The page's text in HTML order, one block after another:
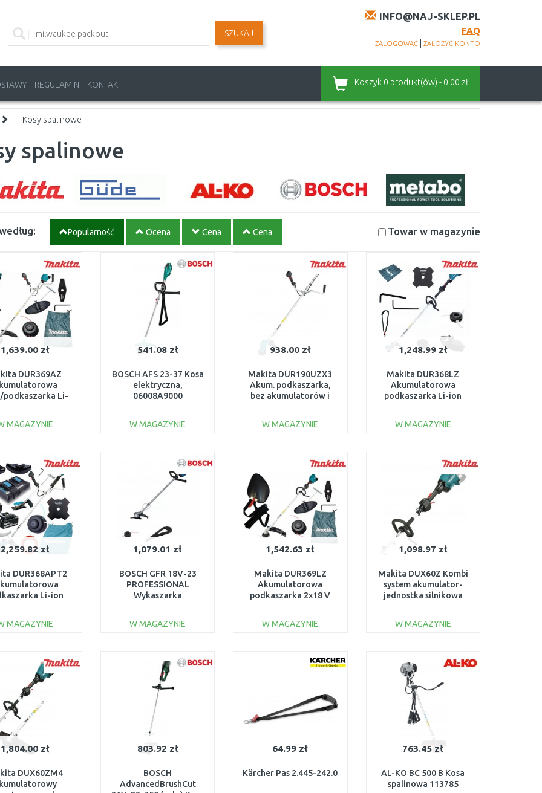
INFO@NAJ-SKLEP.PL
FAQ
ZALOGOWAĆ ZAŁOŻYĆ KONTO
SZUKAJ
REGULAMIN KONTAKT Koszyk 0 produkt(ów) - 0.00 zł
Kosy spalinowe
spalinowe
Popularność Ocena Cena Cena Towar w magazynie
1,639.00 zł
DUR369AZ
podkaszarka Li-
MAGAZYNIE
Do porównania
541.08 zł
BOSCH AFS 23-37 Kosa
elektryczna,
06008A9000
W MAGAZYNIE
Do porównania
938.00 zł
Makita DUR190UZX3
Akum. podkaszarka,
bez akumulatorów i
W MAGAZYNIE
Do porównania
1,248.99 zł
Makita DUR368LZ
Akumulatorowa
podkaszarka Li-ion
W MAGAZYNIE
Do porównania
2,259.82 zł
DUR368APT2
Li-ion
MAGAZYNIE
Do porównania
1,079.01 zł
BOSCH GFR 18V-23
PROFESSIONAL
Wykaszarka
W MAGAZYNIE
Do porównania
1,542.63 zł
Makita DUR369LZ
Akumulatorowa
podkaszarka 2x18 V
W MAGAZYNIE
Do porównania
1,098.97 zł
Makita DUX60Z Kombi
system akumulator-
jednostka silnikowa
W MAGAZYNIE
Do porównania
1,804.00 zł
DUX60ZM4
803.92 zł
BOSCH
AdvancedBrushCut
64.99 zł
Kärcher Pas 2.445-242.0
763.45 zł
AL-KO BC 500 B Kosa
spalinowa 113785